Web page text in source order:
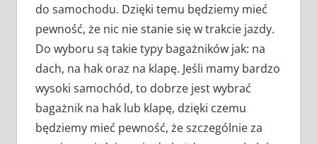
do samochodu. Dzięki temu będziemy mieć
pewność, że nic nie stanie się w trakcie jazdy.
Do wyboru są takie typy bagażników jak: na
dach, na hak oraz na klapę. Jeśli mamy bardzo
wysoki samochód, to dobrze jest wybrać
bagażnik na hak lub klapę, dzięki czemu
będziemy mieć pewność, że szczególnie za